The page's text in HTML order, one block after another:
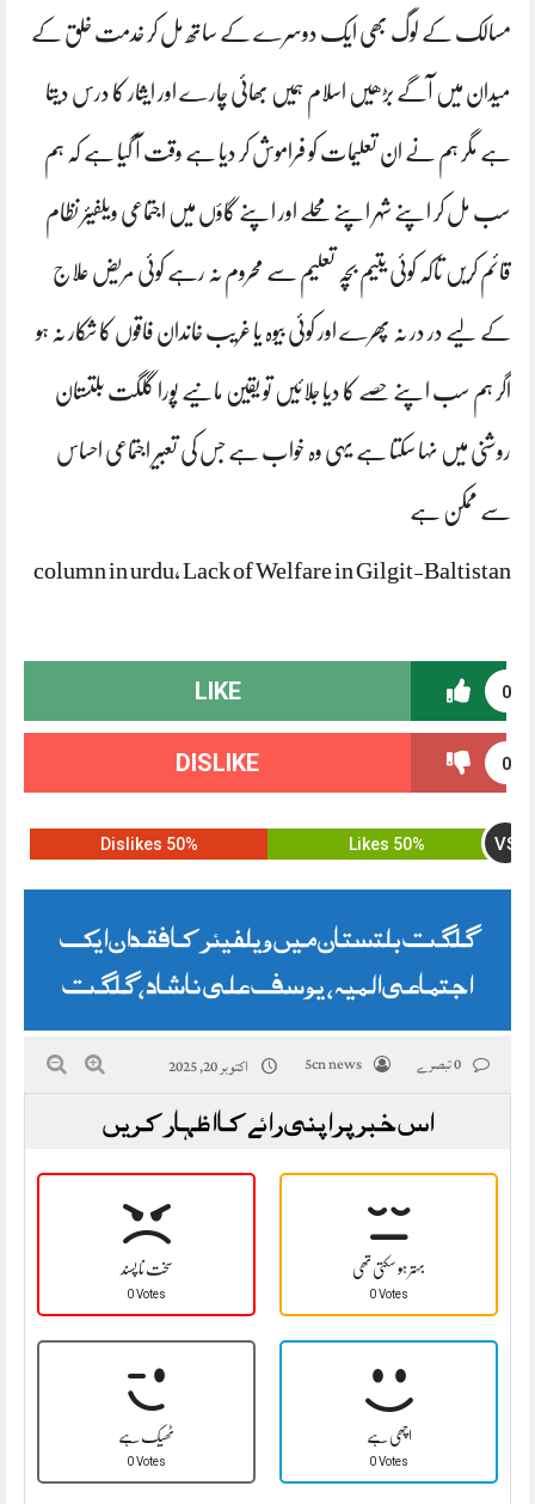
مسالک کے لوگ بھی ایک دوسرے کے ساتھ مل کر خدمت خلق کے
میدان میں آگے بڑھیں اسلام ہمیں بھائی چارے اور ایثار کا درس دیتا
ہے مگر ہم نے ان تعلیمات کو فراموش کر دیا ہے وقت آ گیا ہے کہ ہم
سب مل کر اپنے شہر اپنے محلے اور اپنے گاؤں میں اجتماعی ویلفیئر نظام
قائم کریں تاکہ کوئی یتیم بچہ تعلیم سے محروم نہ رہے کوئی مریض علاج
کے لیے در در نہ پھرے اور کوئی بیوہ یا غریب خاندان فاقوں کا شکار نہ ہو
اگر ہم سب اپنے حصے کا دیا جلائیں تو یقین مانیے پورا گلگت بلتستان
روشنی میں نہا سکتا ہے یہی وہ خواب ہے جس کی تعبیر اجتماعی احساس
سے ممکن ہے
column in urdu, Lack of Welfare in Gilgit-Baltistan
0
LIKE
0
DISLIKE
50% Likes VS
50% Dislikes
گلگت بلتستان میں ویلفیئر کا فقدان ایک
اجتماعی المیہ ، یوسف علی ناشاد، گلگت
5cn news اکتوبر 20, 2025
اس خبر پر اپنی رائے کا اظہار کریں
سخت نا پسند
0 Votes
بہتر ہو سکتی تھی
0 Votes
ٹھیک ہے
0 Votes
اچھی ہے
0 Votes